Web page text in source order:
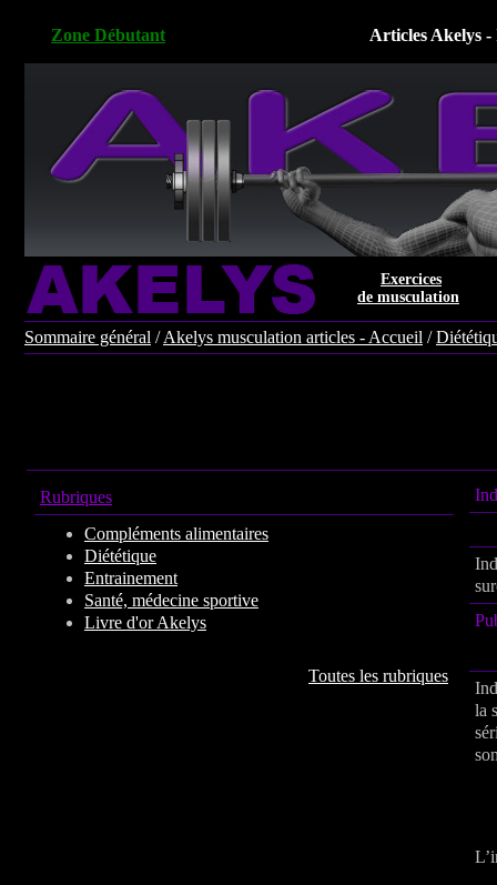
Zone Débutant Articles Akelys -
Exercices
de musculation
Sommaire général /Akelys musculation articles - Accueil /
Rubriques
Compléments alimentaires
Diététique
Entrainement
Santé, médecine sportive
Livre d'or Akelys
Toutes les rubriques
la